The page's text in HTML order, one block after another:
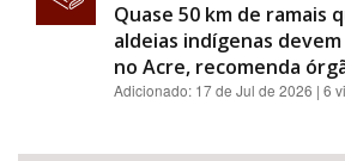
Quase 50 km de ramais
aldeias indígenas
no Acre, recomenda
Adicionado: 17 de Jul de 2026 | 6